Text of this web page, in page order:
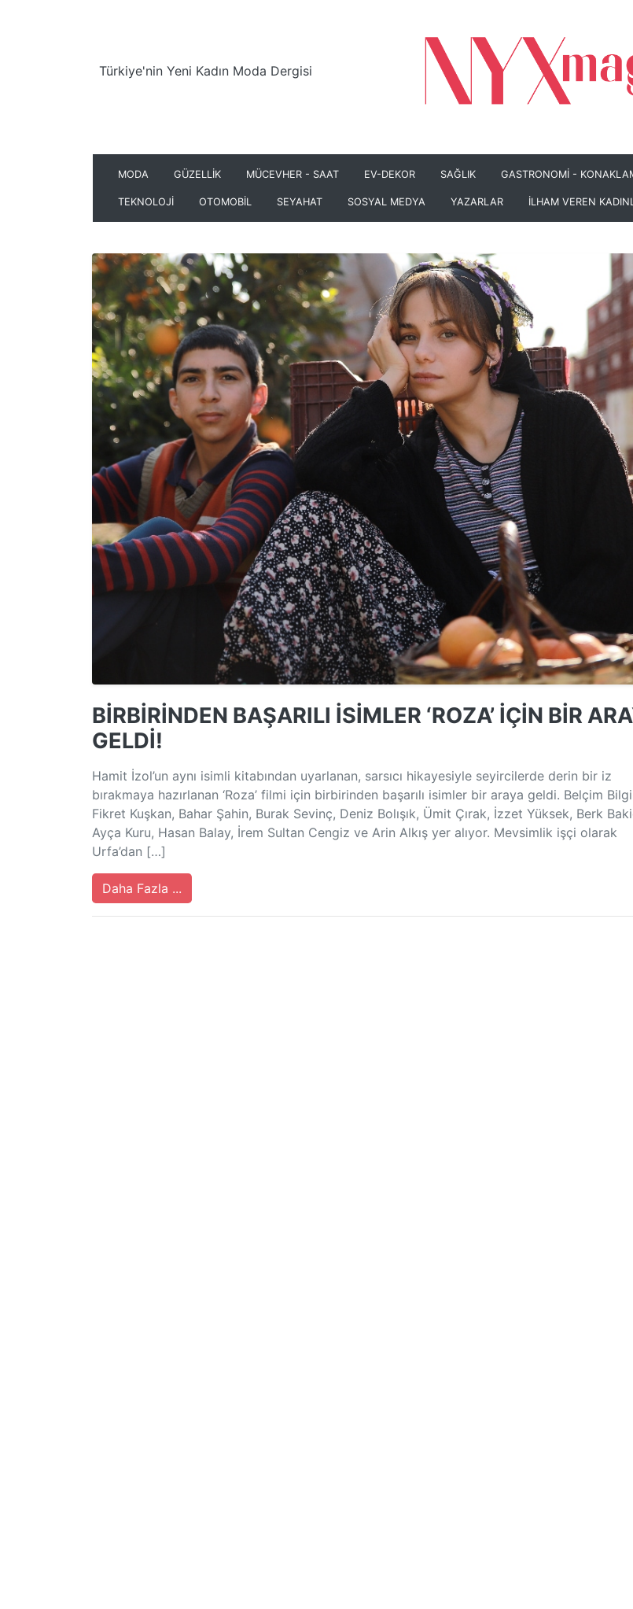
Türkiye'nin Yeni Kadın Moda Dergisi
MODA GÜZELLİK MÜCEVHER - SAAT EV-DEKOR SAĞLIK GASTRONOMİ -
TEKNOLOJİ OTOMOBİL SEYAHAT SOSYAL MEDYA YAZARLAR İLHAM VEREN
BİRBİRİNDEN BAŞARILI İSİMLER ‘ROZA’ İÇİN BİR
GELDİ!
Hamit İzol’un aynı isimli kitabından uyarlanan, sarsıcı hikayesiyle seyircilerde derin bir iz
bırakmaya hazırlanan ‘Roza’ filmi için birbirinden başarılı isimler bir araya geldi. Belçim
Fikret Kuşkan, Bahar Şahin, Burak Sevinç, Deniz Bolışık, Ümit Çırak, İzzet Yüksek, Berk
Ayça Kuru, Hasan Balay, İrem Sultan Cengiz ve Arin Alkış yer alıyor. Mevsimlik işçi olarak
Urfa’dan […]
Daha Fazla ...